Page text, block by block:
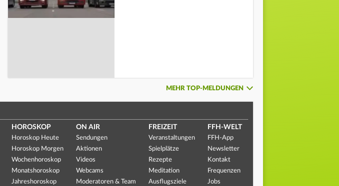
MEHR TOP-MELDUNGEN
HOROSKOP
Horoskop Heute
Horoskop Morgen
Wochenhoroskop
Monatshoroskop
Jahreshoroskop
ON AIR
Sendungen
Aktionen
Videos
Webcams
Moderatoren & Team
FREIZEIT
Veranstaltungen
Spielplätze
Rezepte
Meditation
Ausflugsziele
FFH-WELT
FFH-App
Newsletter
Kontakt
Frequenzen
Jobs